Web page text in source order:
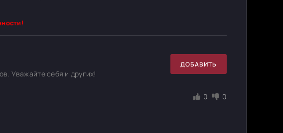
Уважайте себя и других!
ДОБАВИТЬ
0 0